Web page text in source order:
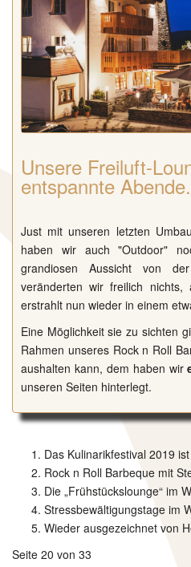
Unsere Freiluft-
entspannte
Just mit unseren letzten
haben wir auch "Outdoor"
grandiosen Aussicht von
veränderten wir freilich nichts,
erstrahlt nun wieder in einem
Eine Möglichkeit sie zu sichten
Rahmen unseres Rock n Roll
aushalten kann, dem haben wir
unseren Seiten hinterlegt.
Das Kulinarikfestival 2019
Rock n Roll Barbeque mit
Die „Frühstückslounge“ im
Stressbewältigungstage im
Wieder ausgezeichnet von
Seite 20 von 33